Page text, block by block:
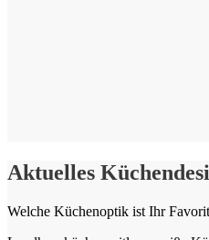
Aktuelles
Welche Küchenoptik ist Ihr